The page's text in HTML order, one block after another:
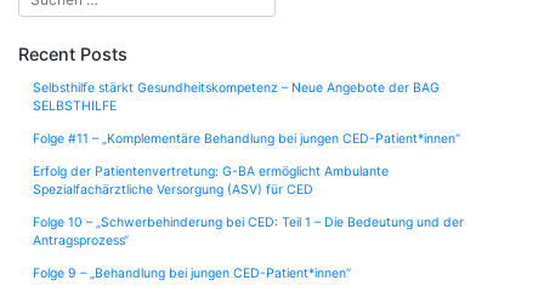
Recent Posts
Selbsthilfe stärkt Gesundheitskompetenz – Neue Angebote der BAG
SELBSTHILFE
Folge #11 – „Komplementäre Behandlung bei jungen CED-Patient*innen“
Erfolg der Patientenvertretung: G-BA ermöglicht Ambulante
Spezialfachärztliche Versorgung (ASV) für CED
Folge 10 – „Schwerbehinderung bei CED: Teil 1 – Die Bedeutung und der
Antragsprozess“
Folge 9 – „Behandlung bei jungen CED-Patient*innen“